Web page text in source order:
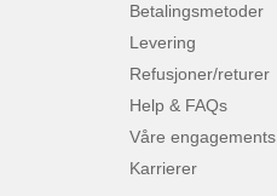
Betalingsmetoder
Levering
Refusjoner/returer
Help & FAQs
Våre engagements
Karrierer